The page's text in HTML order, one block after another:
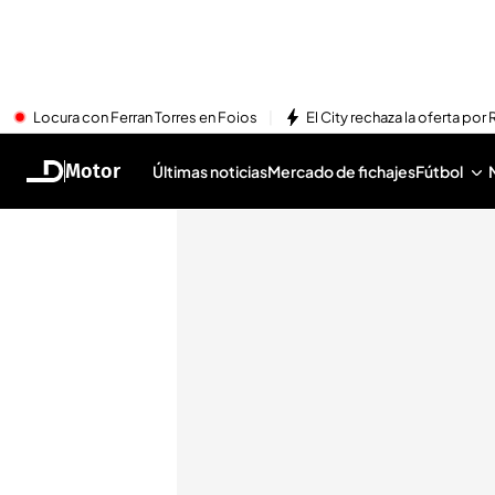
Locura con Ferran Torres en Foios El City rechaza la oferta por
Motor Últimas noticiasMercado de fichajesFútbol